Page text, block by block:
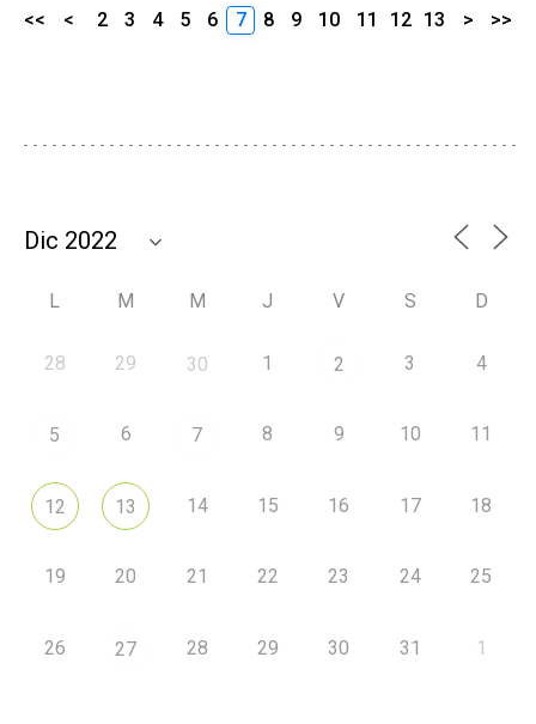
<< < 2 3 4 5 6 7 8 9 10 11 12 13 > >>
L M M J V S D
28 29 30 1 2 3 4
5 6 7 8 9 10 11
12 13 14 15 16 17 18
19 20 21 22 23 24 25
26 27 28 29 30 31 1